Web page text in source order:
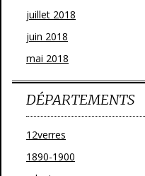
juillet 2018
juin 2018
mai 2018
DÉPARTEMENTS
12verres
1890-1900